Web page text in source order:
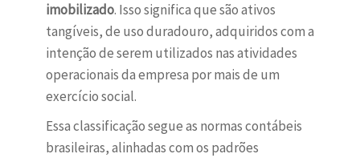
imobilizado. Isso significa que são ativos
tangíveis, de uso duradouro, adquiridos com a
intenção de serem utilizados nas atividades
operacionais da empresa por mais de um
exercício social.
Essa classificação segue as normas contábeis
brasileiras, alinhadas com os padrões